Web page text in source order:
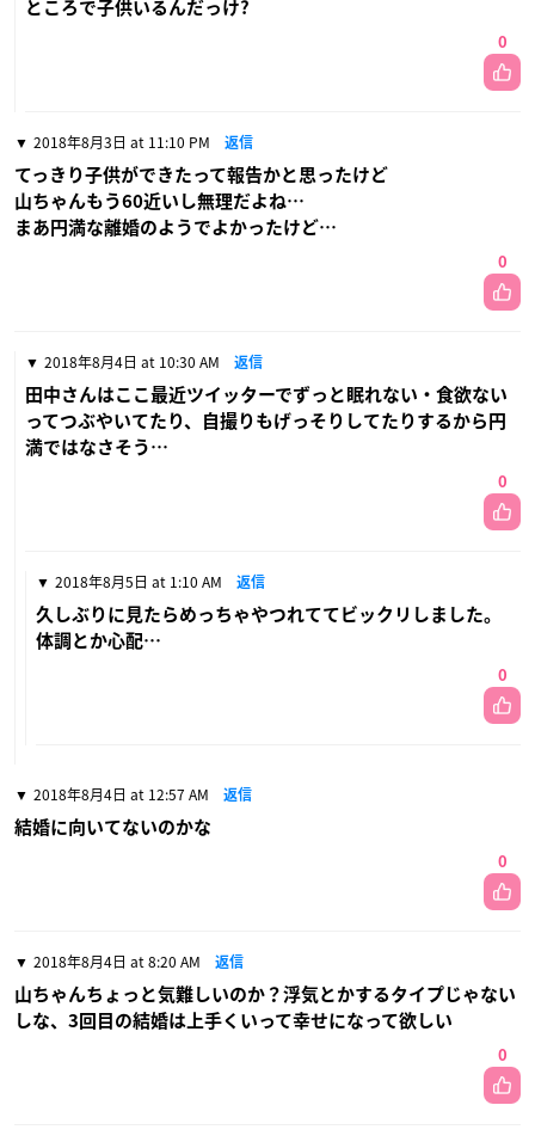
ところで子供いるんだっけ?
0
2018年8月3日 at 11:10 PM 返信
てっきり子供ができたって報告かと思ったけど
山ちゃんもう60近いし無理だよね…
まあ円満な離婚のようでよかったけど…
0
2018年8月4日 at 10:30 AM 返信
田中さんはここ最近ツイッターでずっと眠れない・食欲ない
ってつぶやいてたり、自撮りもげっそりしてたりするから円
満ではなさそう…
0
2018年8月5日 at 1:10 AM 返信
久しぶりに見たらめっちゃやつれててビックリしました。
体調とか心配…
0
2018年8月4日 at 12:57 AM 返信
結婚に向いてないのかな
0
2018年8月4日 at 8:20 AM 返信
山ちゃんちょっと気難しいのか？浮気とかするタイプじゃない
しな、3回目の結婚は上手くいって幸せになって欲しい
0